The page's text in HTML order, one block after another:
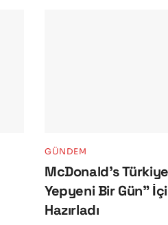
GÜNDEM
McDonald’s
Yepyeni Bir Gün”
Hazırladı